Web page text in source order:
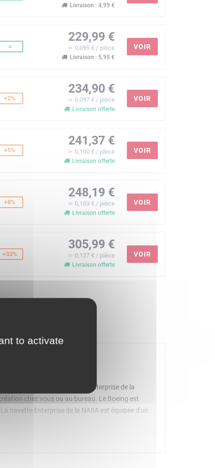
Livraison : 4,99 €
=
229,99 €
≃ 0,095 € / pièce
Livraison : 5,95 €
VOIR
+2%
234,90 €
≃ 0,097 € / pièce
Livraison offerte
VOIR
+5%
241,37 €
≃ 0,100 € / pièce
Livraison offerte
VOIR
+8%
248,19 €
≃ 0,103 € / pièce
Livraison offerte
VOIR
+33%
305,99 €
≃ 0,127 € / pièce
Livraison offerte
VOIR
de montage
747 et la navette spatiale Enterprise de la
chez vous ou au bureau. Le Boeing est
navette Enterprise de la NASA est équipée d'un
pour les fans d'aéromodélisme, de
to activate